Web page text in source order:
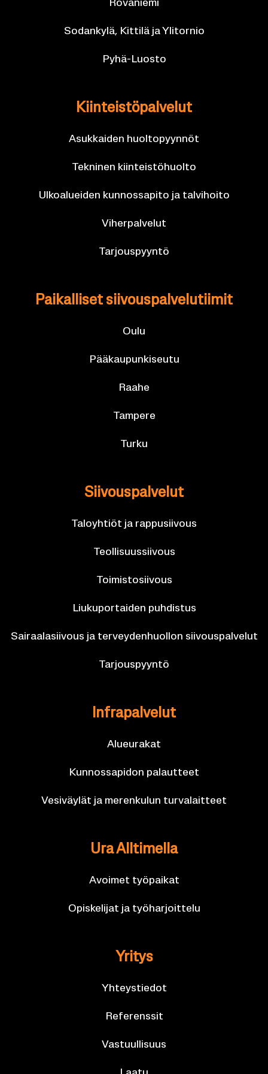
Ro­va­nie­mi
So­dan­ky­lä, Kit­ti­lä ja Yli­tor­nio
Pyhä-​Luosto
Kiin­teis­tö­pal­ve­lut
Asuk­kai­den huol­to­pyyn­nöt
Tek­ni­nen kiin­teis­tö­huol­to
Ul­koa­luei­den kun­nos­sa­pi­to ja tal­vi­hoi­to
Vi­her­pal­ve­lut
Tar­jous­pyyn­tö
Pai­kal­li­set sii­vous­pal­ve­lu­tii­mit
Oulu
Pää­kau­pun­ki­seu­tu
Raahe
Tam­pe­re
Turku
Sii­vous­pal­ve­lut
Ta­lo­yh­tiöt ja rap­pusii­vous
Teol­li­suus­sii­vous
Toi­mis­to­sii­vous
Liu­ku­por­tai­den puh­dis­tus
Sai­raa­la­sii­vous ja ter­vey­den­huol­lon sii­vous­pal­ve­lut
Tar­jous­pyyn­tö
In­fra­pal­ve­lut
Alueu­ra­kat
Kun­nos­sa­pi­don pa­laut­teet
Ve­si­väy­lät ja me­ren­ku­lun tur­va­lait­teet
Ura All­ti­mel­la
Avoi­met työ­pai­kat
Opis­ke­li­jat ja työ­har­joit­te­lu
Yri­tys
Yh­teys­tie­dot
Re­fe­rens­sit
Vas­tuul­li­suus